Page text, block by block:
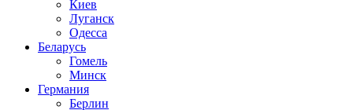
Киев
Луганск
Одесса
Беларусь
Гомель
Минск
Германия
Берлин